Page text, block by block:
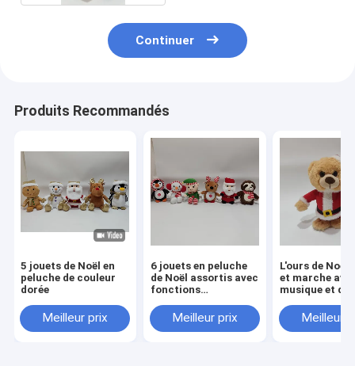
Continuer
Produits Recommandés
5 jouets de Noël en
peluche de couleur
dorée
Meilleur prix
6 jouets en peluche
de Noël assortis avec
fonctions
lumineuses
Meilleur prix
L'ours de Noël
et marche
musique et du
Meilleur